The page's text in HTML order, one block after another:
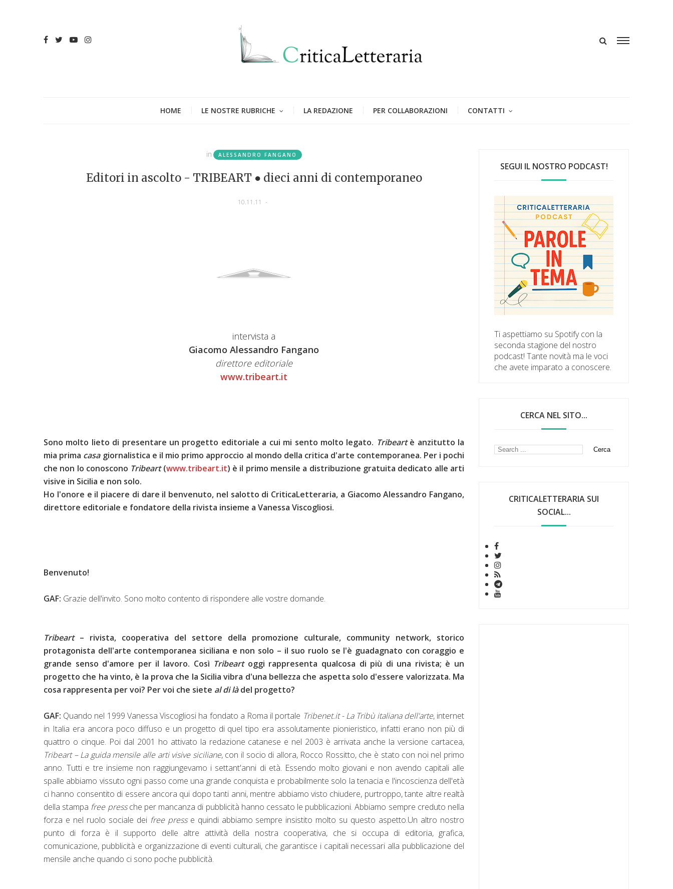
HOME LE NOSTRE RUBRICHE LA REDAZIONE PER COLLABORAZIONI CONTATTI
in ALESSANDRO FANGANO
Editori in ascolto - TRIBEART ● dieci anni di contemporaneo
10.11.11 -
intervista a
Giacomo Alessandro Fangano
direttore editoriale
www.tribeart.it
Sono molto lieto di presentare un progetto editoriale a cui mi sento molto legato. Tribeartè anzitutto la
mia prima casagiornalistica e il mio primo approccio al mondo della critica d'arte contemporanea. Per i pochi
che non lo conoscono Tribeart(www.tribeart.it) è il primo mensile a distribuzione gratuita dedicato alle arti
visive in Sicilia e non solo.
Ho l'onore e il piacere di dare il benvenuto, nel salotto di CriticaLetteraria, a Giacomo Alessandro Fangano,
direttore editoriale e fondatore della rivista insieme a Vanessa Viscogliosi.
Benvenuto!
GAF: Grazie dell'invito. Sono molto contento di rispondere alle vostre domande.
Tribeart– rivista, cooperativa del settore della promozione culturale, community network, storico
protagonista dell'arte contemporanea siciliana e non solo – il suo ruolo se l'è guadagnato con coraggio e
grande senso d'amore per il lavoro. Così Tribeart oggi rappresenta qualcosa di più di una rivista; è un
progetto che ha vinto, è la prova che la Sicilia vibra d'una bellezza che aspetta solo d'essere valorizzata. Ma
cosa rappresenta per voi? Per voi che siete al di làdel progetto?
GAF: Quando nel 1999 Vanessa Viscogliosi ha fondato a Roma il portale Tribenet.it - La Tribù italiana dell'arte, internet
in Italia era ancora poco diffuso e un progetto di quel tipo era assolutamente pionieristico, infatti erano non più di
quattro o cinque. Poi dal 2001 ho attivato la redazione catanese e nel 2003 è arrivata anche la versione cartacea,
Tribeart – La guida mensile alle arti visive siciliane, con il socio di allora, Rocco Rossitto, che è stato con noi nel primo
anno. Tutti e tre insieme non raggiungevamo i settant'anni di età. Essendo molto giovani e non avendo capitali alle
spalle abbiamo vissuto ogni passo come una grande conquista e probabilmente solo la tenacia e l'incoscienza dell'età
ci hanno consentito di essere ancora qui dopo tanti anni, mentre abbiamo visto chiudere, purtroppo, tante altre realtà
della stampa free pressche per mancanza di pubblicità hanno cessato le pubblicazioni. Abbiamo sempre creduto nella
forza e nel ruolo sociale dei free press e quindi abbiamo sempre insistito molto su questo aspetto.Un altro nostro
punto di forza è il supporto delle altre attività della nostra cooperativa, che si occupa di editoria, grafica,
comunicazione, pubblicità e organizzazione di eventi culturali, che garantisce i capitali necessari alla pubblicazione del
mensile anche quando ci sono poche pubblicità.
SEGUI IL NOSTRO PODCAST!
Ti aspettiamo su Spotify con la
seconda stagione del nostro
podcast! Tante novità ma le voci
che avete imparato a conoscere.
CERCA NEL SITO...
CRITICALETTERARIA SUI
SOCIAL...